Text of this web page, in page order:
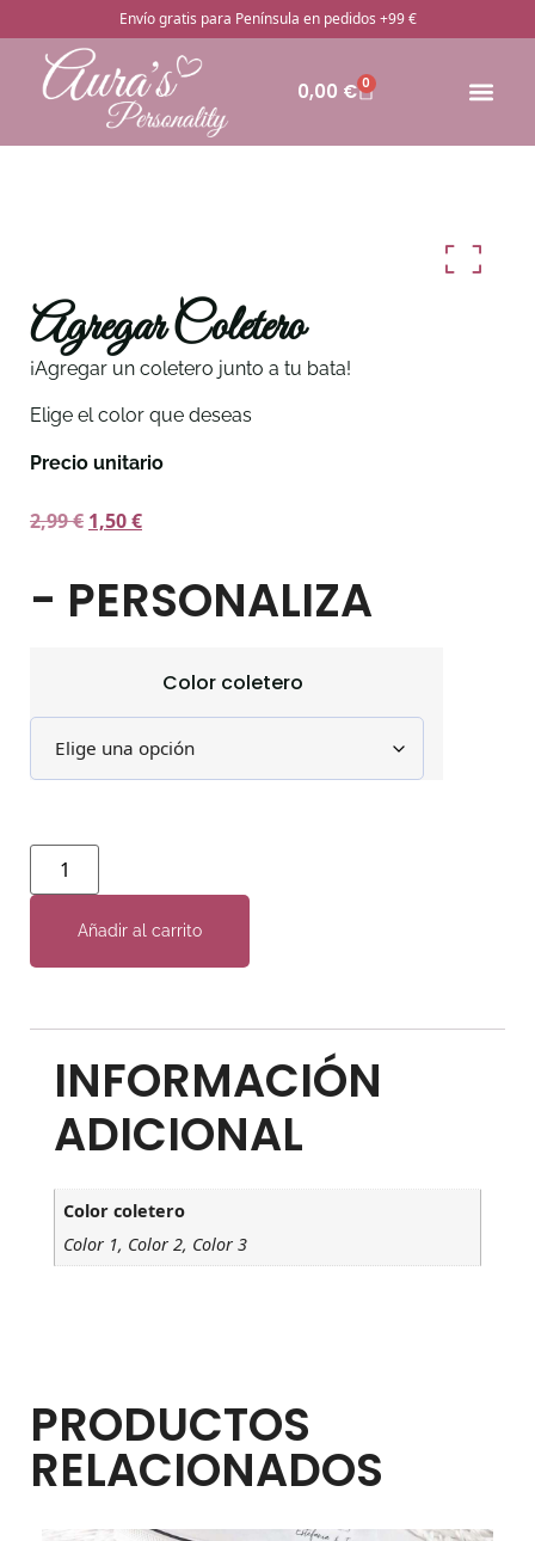
Envío gratis para Península en pedidos +99 €
0,00 € 0
Agregar Coletero
¡Agregar un coletero junto a tu bata!
Elige el color que deseas
Precio unitario
2,99€ 1,50€
- PERSONALIZA
Color coletero
Añadir al carrito
INFORMACIÓN
ADICIONAL
Color coletero
Color 1, Color 2, Color 3
PRODUCTOS
RELACIONADOS